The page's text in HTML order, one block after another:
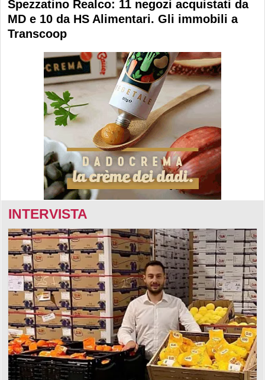
Spezzatino Realco: 11 negozi acquistati da
MD e 10 da HS Alimentari. Gli immobili a
Transcoop
INTERVISTA